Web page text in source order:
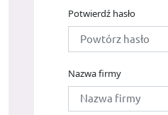
Potwierdź hasło
Nazwa firmy